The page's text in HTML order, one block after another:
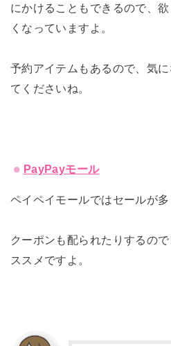
にかけることもできるので、
くなっていますよ。
予約アイテムもあるので、気
てくださいね。
PayPayモール
ペイペイモールではセールが多
クーポンも配られたりするの
ススメですよ。